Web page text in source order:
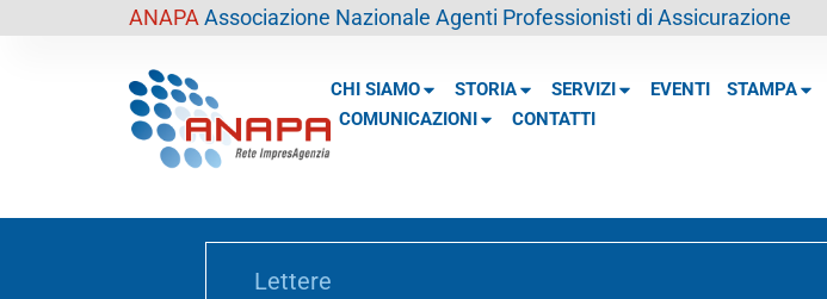
ANAPA Associazione Nazionale Agenti Professionisti di Assicurazione
CHI SIAMO STORIA SERVIZI EVENTI STAMPA
COMUNICAZIONI
CONTATTI
Lettere